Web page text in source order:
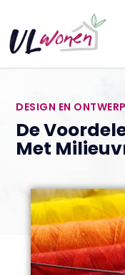
DESIGN EN ONTWERP
De
Met